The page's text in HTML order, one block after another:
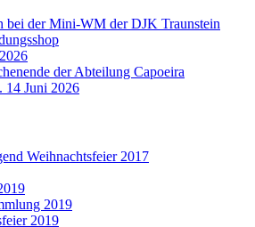
bei der Mini-WM der DJK Traunstein
der Abteilung Capoeira
14 Juni 2026
Weihnachtsfeier 2017
2019
2019